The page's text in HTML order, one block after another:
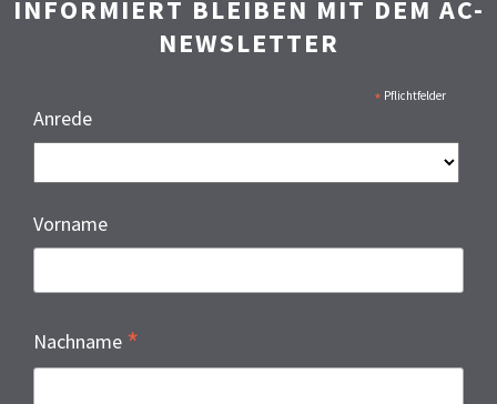
INFORMIERT BLEIBEN MIT DEM AC-
NEWSLETTER
* Pflichtfelder
Anrede
Vorname
Nachname *